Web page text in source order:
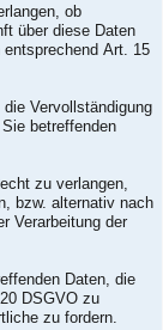
ob
über diese Daten
Art. 15
Vervollständigung
betreffenden
zu verlangen,
bzw. alternativ nach
Verarbeitung der
Daten, die
DSGVO zu
zu fordern.